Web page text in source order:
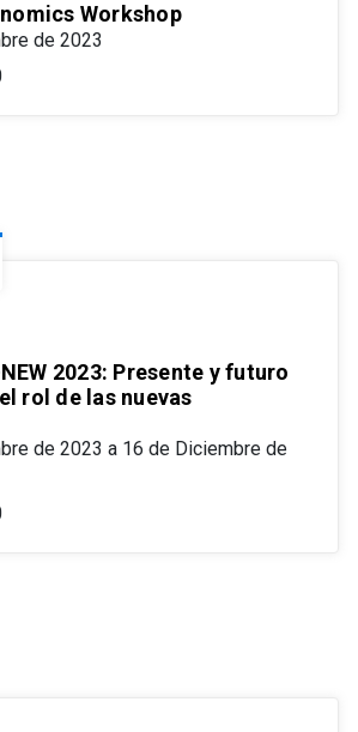
Workshop
de 2023
2023: Presente y futuro
rol de las nuevas
de 2023 a 16 de Diciembre de